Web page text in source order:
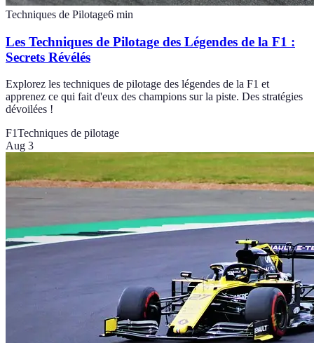
Techniques de Pilotage6 min
Les Techniques de Pilotage des Légendes de la F1 :
Secrets Révélés
Explorez les techniques de pilotage des légendes de la F1 et
apprenez ce qui fait d'eux des champions sur la piste. Des stratégies
dévoilées !
F1Techniques de pilotage
Aug 3